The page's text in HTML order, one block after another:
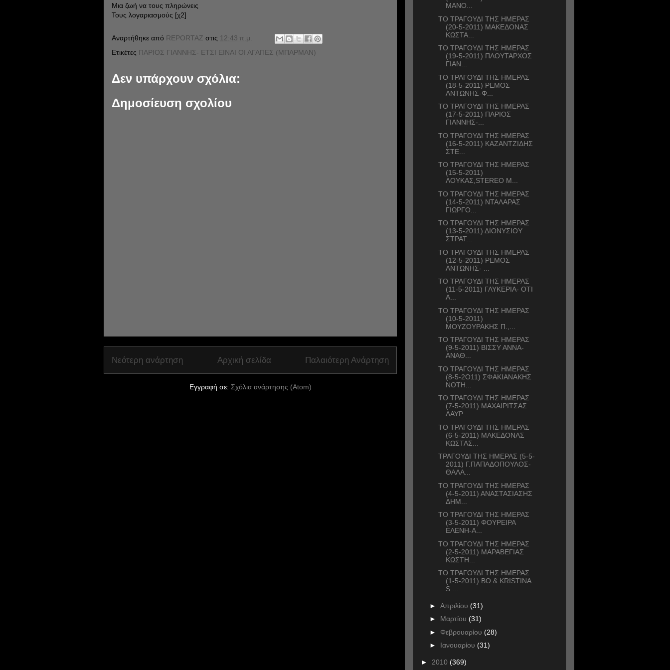
Μια ζωή να τους πληρώνεις
Τους λογαριασμούς [χ2]
Αναρτήθηκε από REPORTAZ στις 12:43 π.μ.
Ετικέτες ΠΑΡΙΟΣ ΓΙΑΝΝΗΣ- ΕΤΣΙ ΕΙΝΑΙ ΟΙ ΑΓΑΠΕΣ (ΜΠΑΡΜΑΝ)
Δεν υπάρχουν σχόλια:
Δημοσίευση σχολίου
Νεότερη ανάρτηση Παλαιότερη Ανάρτηση
Αρχική σελίδα
Εγγραφή σε: Σχόλια ανάρτησης (Atom)
ΜΑΝΟ...
ΤΟ ΤΡΑΓΟΥΔΙ ΤΗΣ ΗΜΕΡΑΣ
(20-5-2011) ΜΑΚΕΔΟΝΑΣ
ΚΩΣΤΑ...
ΤΟ ΤΡΑΓΟΥΔΙ ΤΗΣ ΗΜΕΡΑΣ
(19-5-2011) ΠΛΟΥΤΑΡΧΟΣ
ΓΙΑΝ...
ΤΟ ΤΡΑΓΟΥΔΙ ΤΗΣ ΗΜΕΡΑΣ
(18-5-2011) ΡΕΜΟΣ
ΑΝΤΩΝΗΣ-Φ...
ΤΟ ΤΡΑΓΟΥΔΙ ΤΗΣ ΗΜΕΡΑΣ
(17-5-2011) ΠΑΡΙΟΣ
ΓΙΑΝΝΗΣ-...
ΤΟ ΤΡΑΓΟΥΔΙ ΤΗΣ ΗΜΕΡΑΣ
(16-5-2011) ΚΑΖΑΝΤΖΙΔΗΣ
ΣΤΕ...
ΤΟ ΤΡΑΓΟΥΔΙ ΤΗΣ ΗΜΕΡΑΣ
(15-5-2011)
ΛΟΥΚΑΣ,STEREO M...
ΤΟ ΤΡΑΓΟΥΔΙ ΤΗΣ ΗΜΕΡΑΣ
(14-5-2011) ΝΤΑΛΑΡΑΣ
ΓΙΩΡΓΟ...
ΤΟ ΤΡΑΓΟΥΔΙ ΤΗΣ ΗΜΕΡΑΣ
(13-5-2011) ΔΙΟΝΥΣΙΟΥ
ΣΤΡΑΤ...
ΤΟ ΤΡΑΓΟΥΔΙ ΤΗΣ ΗΜΕΡΑΣ
(12-5-2011) ΡΕΜΟΣ
ΑΝΤΩΝΗΣ- ...
ΤΟ ΤΡΑΓΟΥΔΙ ΤΗΣ ΗΜΕΡΑΣ
(11-5-2011) ΓΛΥΚΕΡΙΑ- ΟΤΙ
Α...
ΤΟ ΤΡΑΓΟΥΔΙ ΤΗΣ ΗΜΕΡΑΣ
(10-5-2011)
ΜΟΥΖΟΥΡΑΚΗΣ Π.,...
ΤΟ ΤΡΑΓΟΥΔΙ ΤΗΣ ΗΜΕΡΑΣ
(9-5-2011) ΒΙΣΣΥ ΑΝΝΑ-
ΑΝΑΘ...
ΤΟ ΤΡΑΓΟΥΔΙ ΤΗΣ ΗΜΕΡΑΣ
(8-5-2Ο11) ΣΦΑΚΙΑΝΑΚΗΣ
ΝΟΤΗ...
ΤΟ ΤΡΑΓΟΥΔΙ ΤΗΣ ΗΜΕΡΑΣ
(7-5-2011) ΜΑΧΑΙΡΙΤΣΑΣ
ΛΑΥΡ...
ΤΟ ΤΡΑΓΟΥΔΙ ΤΗΣ ΗΜΕΡΑΣ
(6-5-2011) ΜΑΚΕΔΟΝΑΣ
ΚΩΣΤΑΣ...
ΤΡΑΓΟΥΔΙ ΤΗΣ ΗΜΕΡΑΣ (5-5-
2011) Γ.ΠΑΠΑΔΟΠΟΥΛΟΣ-
ΘΑΛΑ...
ΤΟ ΤΡΑΓΟΥΔΙ ΤΗΣ ΗΜΕΡΑΣ
(4-5-2011) ΑΝΑΣΤΑΣΙΑΣΗΣ
ΔΗΜ...
ΤΟ ΤΡΑΓΟΥΔΙ ΤΗΣ ΗΜΕΡΑΣ
(3-5-2011) ΦΟΥΡΕΙΡΑ
ΕΛΕΝΗ-Α...
ΤΟ ΤΡΑΓΟΥΔΙ ΤΗΣ ΗΜΕΡΑΣ
(2-5-2011) ΜΑΡΑΒΕΓΙΑΣ
ΚΩΣΤΗ...
ΤΟ ΤΡΑΓΟΥΔΙ ΤΗΣ ΗΜΕΡΑΣ
(1-5-2011) BO & KRISTINA
S ...
► Απριλίου (31)
► Μαρτίου (31)
► Φεβρουαρίου (28)
► Ιανουαρίου (31)
► 2010 (369)